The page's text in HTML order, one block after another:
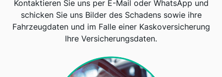
Kontaktieren Sie uns per E-Mail oder WhatsApp und
schicken Sie uns Bilder des Schadens sowie ihre
Fahrzeugdaten und im Falle einer Kaskoversicherung
Ihre Versicherungsdaten.